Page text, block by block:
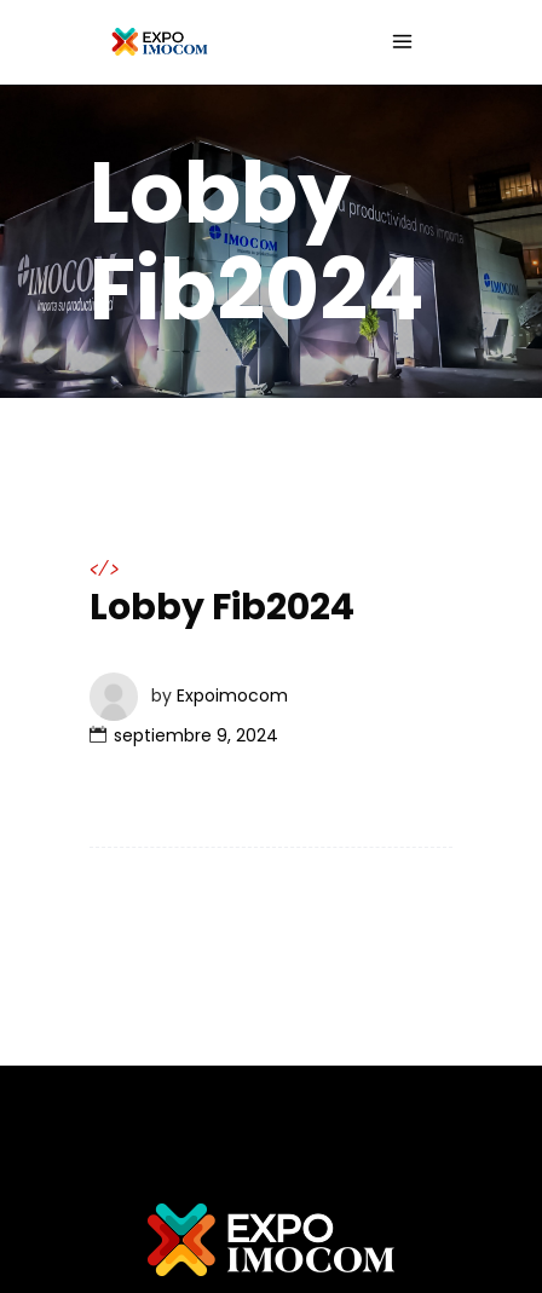
Lobby
Fib2024
</>
Lobby Fib2024
by Expoimocom
septiembre 9, 2024